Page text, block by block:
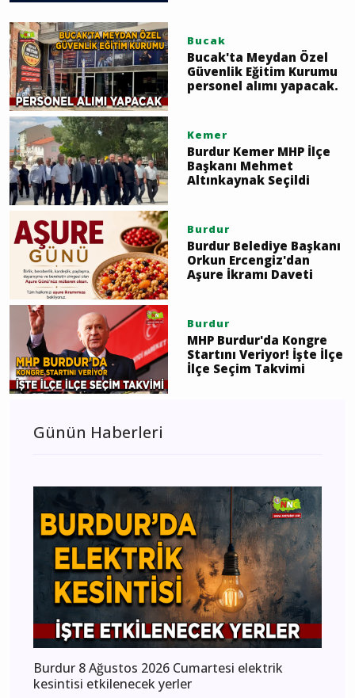
Bucak
Bucak'ta Meydan Özel
Güvenlik Eğitim Kurumu
personel alımı yapacak.
Kemer
Burdur Kemer MHP İlçe
Başkanı Mehmet
Altınkaynak Seçildi
Burdur
Burdur Belediye Başkanı
Orkun Ercengiz'dan
Aşure İkramı Daveti
Burdur
MHP Burdur'da Kongre
Startını Veriyor! İşte İlçe
İlçe Seçim Takvimi
Günün Haberleri
Burdur 8 Ağustos 2026 Cumartesi elektrik
kesintisi etkilenecek yerler